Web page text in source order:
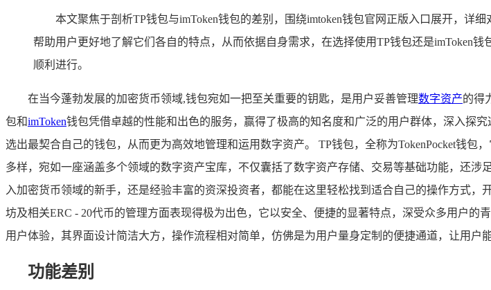
本文聚焦于剖析TP钱包与imToken钱包的差别，围绕imtoken钱包官网正版入口展开，
帮助用户更好地了解它们各自的特点，从而依据自身需求，在选择使用TP钱包还是imToken
顺利进行。
在当今蓬勃发展的加密货币领域,钱包宛如一把至关重要的钥匙，是用户妥善管理数字资产的得
包和imToken钱包凭借卓越的性能和出色的服务，赢得了极高的知名度和广泛的用户群体，深入探
选出最契合自己的钱包，从而更为高效地管理和运用数字资产。 TP钱包，全称为TokenPocket钱
多样，宛如一座涵盖多个领域的数字资产宝库，不仅囊括了数字资产存储、交易等基础功能，还
入加密货币领域的新手，还是经验丰富的资深投资者，都能在这里轻松找到适合自己的操作方式
坊及相关ERC - 20代币的管理方面表现得极为出色，它以安全、便捷的显著特点，深受众多用户
用户体验，其界面设计简洁大方，操作流程相对简单，仿佛是为用户量身定制的便捷通道，让用户
功能差别